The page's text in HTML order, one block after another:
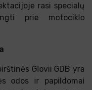
rasi specialų
prie motociklo
Glovii GDB yra
odos ir papildomai